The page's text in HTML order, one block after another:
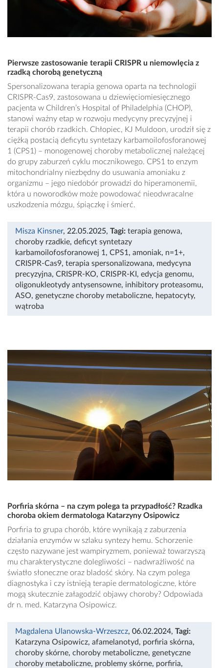
Pierwsze zastosowanie terapii CRISPR u niemowlęcia z
rzadką chorobą genetyczną
Spersonalizowana terapia genowa oparta na technologii
CRISPR-Cas9, zastosowana u dziewięciomiesięcznego
pacjenta w Children’s Hospital of Philadelphia (CHOP),
stanowi ważny etap w rozwoju medycyny precyzyjnej i
terapii chorób rzadkich. Chłopiec, KJ Muldoon, urodził się z
ciężką postacią deficytu syntetazy karbamoilofosforanowej
1 (CPS1) – monogenowej choroby metabolicznej należącej
do grupy zaburzeń cyklu mocznikowego. CPS1 to enzym
mitochondrialny niezbędny do usuwania amoniaku z
organizmu – jego niedobór prowadzi do hiperamonemii,
która u noworodków może powodować nieodwracalne
uszkodzenia mózgu, śpiączkę i śmierć.
Misza Kinsner, 22.05.2025, Tagi: terapia genowa,
choroby rzadkie, deficyt syntetazy
karbamoilofosforanowej 1 , CPS1 , amoniak, n=1+,
CRISPR-Cas9, terapia spersonalizowana, medycyna
precyzyjna, CRISPR-KO, CRISPR-KI , edycja genomu,
oligonukleotydy antysensowne, inhibitory proteasomu,
ASO, genetyczne choroby metaboliczne, hepatocyty,
wątroba
Porfiria skórna – na czym polega ta przypadłość? Rzadka
choroba okiem dermatologa Katarzyny Osipowicz
Porfiria to grupa chorób, które wynikają z zaburzenia
działania enzymów w szlaku syntezy hemu. Schorzenie
często nazywane jest wampiryzmem, ponieważ towarzyszą
mu charakterystyczne dolegliwości – nadwrażliwość na
światło słoneczne oraz bladość skóry. Na czym polega
diagnostyka i czy istnieją terapie dermatologiczne, które
mogą skutecznie załagodzić objawy choroby? Odpowiada
dr n. med. Katarzyna Osipowicz.
Magdalena Ulanowska-Wrzeszcz, 06.02.2024, Tagi:
Katarzyna Osipowicz, afamelanotyd, porfiria skórna,
choroby skórne, choroby metaboliczne, genetyczne
choroby metaboliczne, problemy skórne, porfiria,